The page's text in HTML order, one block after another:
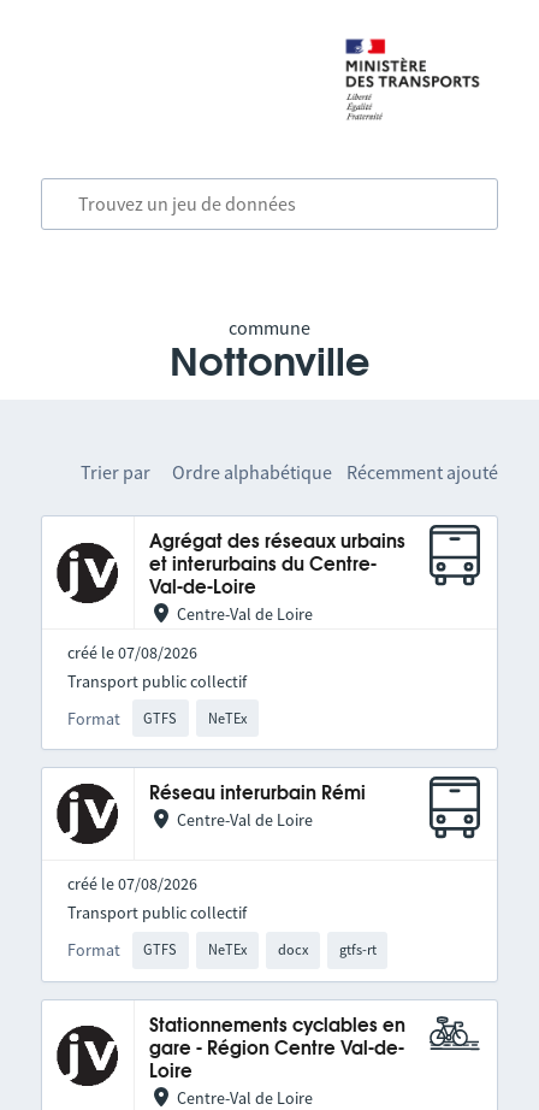
commune
Nottonville
Trier par Ordre alphabétique Récemment ajouté
Agrégat des réseaux urbains
et interurbains du Centre-
Val-de-Loire
Centre-Val de Loire
créé le 07/08/2026
Format GTFS NeTEx
Transport public collectif
Réseau interurbain Rémi
Centre-Val de Loire
créé le 07/08/2026
Format GTFS NeTEx docx gtfs-rt
Transport public collectif
Stationnements cyclables en
gare - Région Centre Val-de-
Loire
Centre-Val de Loire